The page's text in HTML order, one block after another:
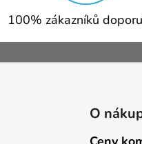
100% zákazníků
O